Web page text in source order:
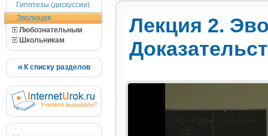
Гипотезы (дискуссии)
Эволюция
Любознательным
Школьникам
К списку разделов
Лекция 2.